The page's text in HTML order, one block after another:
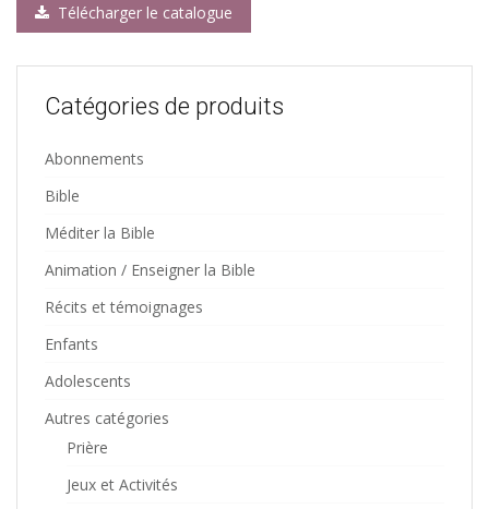
Télécharger le catalogue
Catégories de produits
Abonnements
Bible
Méditer la Bible
Animation / Enseigner la Bible
Récits et témoignages
Enfants
Adolescents
Autres catégories
Prière
Jeux et Activités